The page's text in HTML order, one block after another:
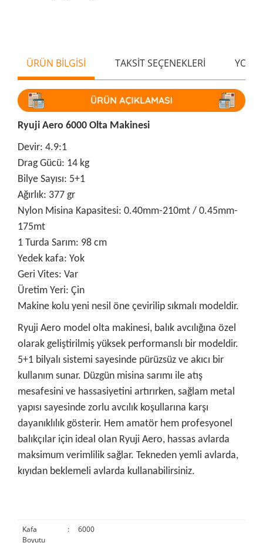
ÜRÜN BİLGİSİ TAKSİT SEÇENEKLERİ
Ryuji Aero 6000 Olta Makinesi
Devir: 4.9:1
Drag Gücü: 14 kg
Bilye Sayısı: 5+1
Ağırlık: 377 gr
Nylon Misina Kapasitesi: 0.40mm-210mt / 0.45mm-
175mt
1 Turda Sarım: 98 cm
Yedek kafa: Yok
Geri Vites: Var
Üretim Yeri: Çin
Makine kolu yeni nesil öne çevirilip sıkmalı modeldir.
Ryuji Aero model olta makinesi, balık avcılığına özel
olarak geliştirilmiş yüksek performanslı bir modeldir.
5+1 bilyalı sistemi sayesinde pürüzsüz ve akıcı bir
kullanım sunar. Düzgün misina sarımı ile atış
mesafesini ve hassasiyetini artırırken, sağlam metal
yapısı sayesinde zorlu avcılık koşullarına karşı
dayanıklılık gösterir. Hem amatör hem profesyonel
balıkçılar için ideal olan Ryuji Aero, hassas avlarda
maksimum verimlilik sağlar. Tekneden yemli avlarda,
kıyıdan beklemeli avlarda kullanabilirsiniz.
Kafa
Boyutu
: 6000